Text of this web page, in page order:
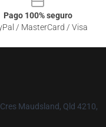
Pago 100% seguro
/ MasterCard / Visa
Maudsland, Qld 4210,